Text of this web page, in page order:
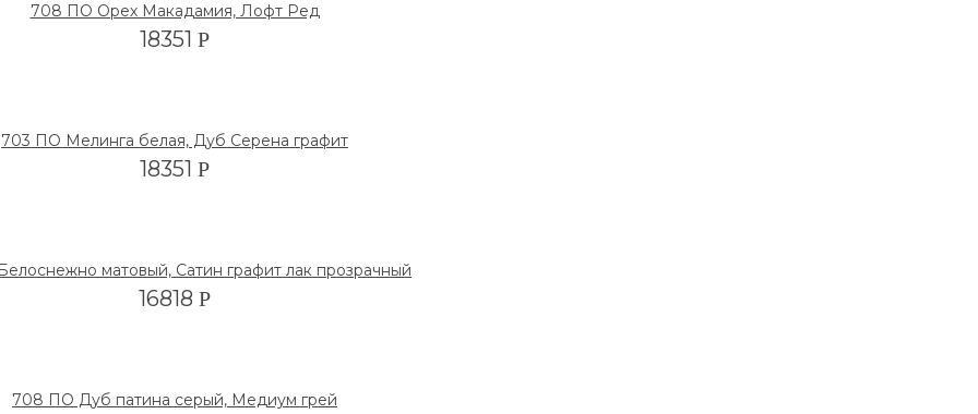
708 ПО Орех Макадамия, Лофт Ред
18351 Р
703 ПО Мелинга белая, Дуб Серена графит
18351 Р
матовый, Сатин графит лак прозрачный
16818 Р
708 ПО Дуб патина серый, Медиум грей